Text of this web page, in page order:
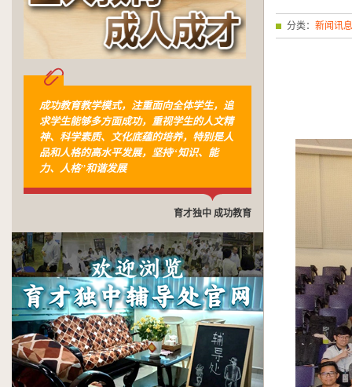
成功教育教学模式，注重面向全体学生，追
求学生能够多方面成功，重视学生的人文精
神、科学素质、文化底蕴的培养，特别是人
品和人格的高水平发展，坚持“知识、能
力、人格”和谐发展
育才独中 成功教育
分类： 新闻讯息